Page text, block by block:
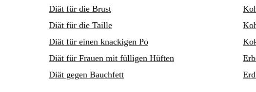
Diät für die Brust
Diät für die Taille
Diät für einen knackigen Po
Diät für Frauen mit fülligen Hüften
Diät gegen Bauchfett